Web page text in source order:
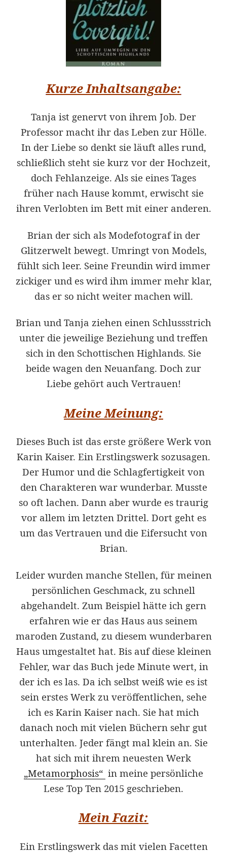
Kurze Inhaltsangabe:
Tanja ist genervt von ihrem Job. Der
Professor macht ihr das Leben zur Hölle.
In der Liebe so denkt sie läuft alles rund,
schließlich steht sie kurz vor der Hochzeit,
doch Fehlanzeige. Als sie eines Tages
früher nach Hause kommt, erwischt sie
ihren Verlobten im Bett mit einer anderen.
Brian der sich als Modefotograf in der
Glitzerwelt bewegt. Umringt von Models,
fühlt sich leer. Seine Freundin wird immer
zickiger und es wird ihm immer mehr klar,
das er so nicht weiter machen will.
Brian und Tanja ziehen einen Schlussstrich
unter die jeweilige Beziehung und treffen
sich in den Schottischen Highlands. Sie
beide wagen den Neuanfang. Doch zur
Liebe gehört auch Vertrauen!
Meine Meinung:
Dieses Buch ist das erste größere Werk von
Karin Kaiser. Ein Erstlingswerk sozusagen.
Der Humor und die Schlagfertigkeit von
den Charakteren war wunderbar. Musste
so oft lachen. Dann aber wurde es traurig
vor allem im letzten Drittel. Dort geht es
um das Vertrauen und die Eifersucht von
Brian.
Leider wurden manche Stellen, für meinen
persönlichen Geschmack, zu schnell
abgehandelt. Zum Beispiel hätte ich gern
erfahren wie er das Haus aus seinem
maroden Zustand, zu diesem wunderbaren
Haus umgestaltet hat. Bis auf diese kleinen
Fehler, war das Buch jede Minute wert, in
der ich es las. Da ich selbst weiß wie es ist
sein erstes Werk zu veröffentlichen, sehe
ich es Karin Kaiser nach. Sie hat mich
danach noch mit vielen Büchern sehr gut
unterhalten. Jeder fängt mal klein an. Sie
hat sich mit ihrem neuesten Werk
„Metamorphosis“ in meine persönliche
Lese Top Ten 2015 geschrieben.
Mein Fazit:
Ein Erstlingswerk das mit vielen Facetten